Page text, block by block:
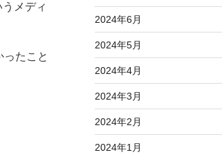
うメディ
たこと
2024年6月
2024年5月
2024年4月
2024年3月
2024年2月
2024年1月